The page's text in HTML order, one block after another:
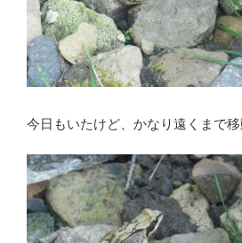
今日もいたけど、かなり遠くまで